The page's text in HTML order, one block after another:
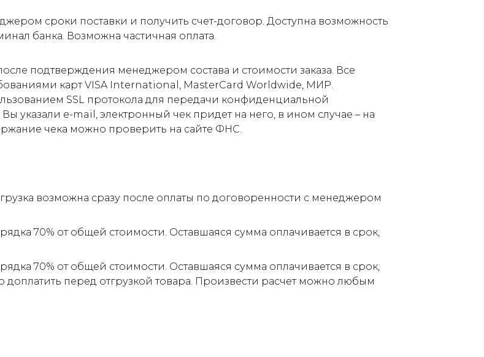
сроки поставки и получить счет-договор. Доступна возможность
банка. Возможна частичная оплата.
подтверждения менеджером состава и стоимости заказа. Все
карт VISA International, MasterCard Worldwide, МИР.
SSL протокола для передачи конфиденциальной
указали e-mail, электронный чек придет на него, в ином случае – на
чека можно проверить на сайте ФНС.
возможна сразу после оплаты по договоренности с менеджером
70% от общей стоимости. Оставшаяся сумма оплачивается в срок,
70% от общей стоимости. Оставшаяся сумма оплачивается в срок,
перед отгрузкой товара. Произвести расчет можно любым